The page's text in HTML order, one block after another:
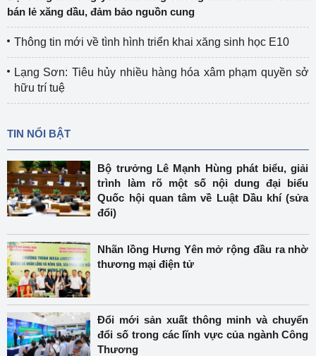
bán lẻ xăng dầu, đảm bảo nguồn cung
Thông tin mới về tình hình triển khai xăng sinh học E10
Lạng Sơn: Tiêu hủy nhiều hàng hóa xâm phạm quyền sở
hữu trí tuệ
TIN NỔI BẬT
Bộ trưởng Lê Mạnh Hùng phát biểu, giải
trình làm rõ một số nội dung đại biểu
Quốc hội quan tâm về Luật Dầu khí (sửa
đổi)
Nhãn lồng Hưng Yên mở rộng đầu ra nhờ
thương mại điện tử
Đổi mới sản xuất thông minh và chuyển
đổi số trong các lĩnh vực của ngành Công
Thương